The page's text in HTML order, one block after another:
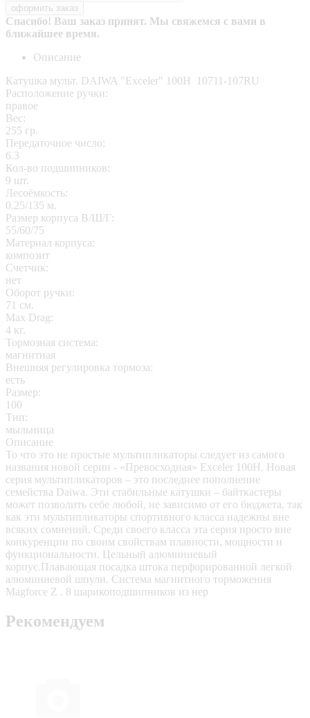
Спасибо! Ваш заказ принят. Мы свяжемся с вами в
ближайшее время.
Описание
Катушка мульт. DAIWA "Exceler" 100H 10711-107RU
Расположение ручки:
правое
Вес:
255 гр.
Передаточное число:
6.3
Кол-во подшипников:
9 шт.
Лесоёмкость:
0.25/135 м.
Размер корпуса В/Ш/Г:
55/60/75
Материал корпуса:
композит
Счетчик:
нет
Оборот ручки:
71 см.
Max Drag:
4 кг.
Тормозная система:
магнитная
Внешняя регулировка тормоза:
есть
Размер:
100
Тип:
мыльница
Описание
То что это не простые мультипликаторы следует из самого
названия новой серии - «Превосходная» Exceler 100H. Новая
серия мультипликаторов – это последнее пополнение
семейства Daiwa. Эти стабильные катушки – байткастеры
может позволить себе любой, не зависимо от его бюджета, так
как эти мультипликаторы спортивного класса надежны вне
всяких сомнений. Среди своего класса эта серия просто вне
конкуренции по своим свойствам плавности, мощности и
функциональности. Цельный алюминиевый
корпус.Плавающая посадка штока перфорированной легкой
алюминиевой шпули. Система магнитного торможения
Magforce Z . 8 шарикоподшипников из нер
Рекомендуем